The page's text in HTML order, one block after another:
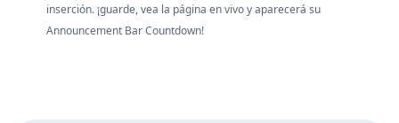
inserción. ¡guarde, vea la página en vivo y aparecerá su
Announcement Bar Countdown!